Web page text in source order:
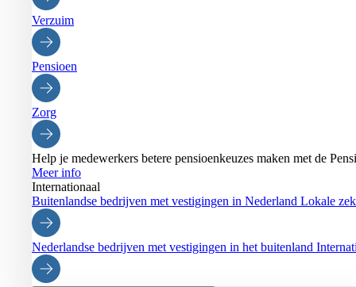
Verzuim
Pensioen
Zorg
Help je medewerkers betere pensioenkeuzes maken met de
Meer info
Internationaal
Buitenlandse bedrijven met vestigingen in Nederland Lokale
Nederlandse bedrijven met vestigingen in het buitenland